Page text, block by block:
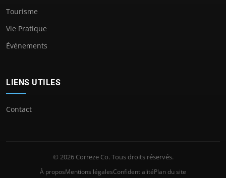
Tourisme
Vie Pratique
Événements
LIENS UTILES
Contact
© 2026 Correze Co. Tous droits réservés.
À proposMentions légalesConfidentialitéPlan du site